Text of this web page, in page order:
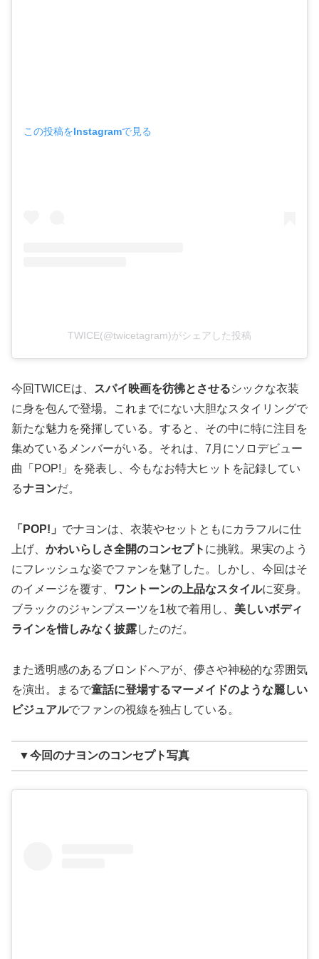
この投稿をInstagramで見る
TWICE(@twicetagram)がシェアした投稿
今回TWICEは、 スパイ映画を彷彿とさせるシックな衣装
に身を包んで登場。これまでにない大胆なスタイリングで
新たな魅力を発揮している。すると、その中に特に注目を
集めているメンバーがいる。それは、7月にソロデビュー
曲「POP!」を発表し、今もなお特大ヒットを記録してい
るナヨンだ。
「POP!」 でナヨンは、衣装やセットともにカラフルに仕
上げ、 かわいらしさ全開のコンセプト に挑戦。果実のよう
にフレッシュな姿でファンを魅了した。しかし、今回はそ
のイメージを覆す、
ワントーンの上品なスタイルに変身。
ブラックのジャンプスーツを1枚で着用し、 美しいボディ
ラインを惜しみなく披露したのだ。
また透明感のあるブロンドヘアが、儚さや神秘的な雰囲気
を演出。まるで童話に登場するマーメイドのような麗しい
ビジュアルでファンの視線を独占している。
▼今回のナヨンのコンセプト写真